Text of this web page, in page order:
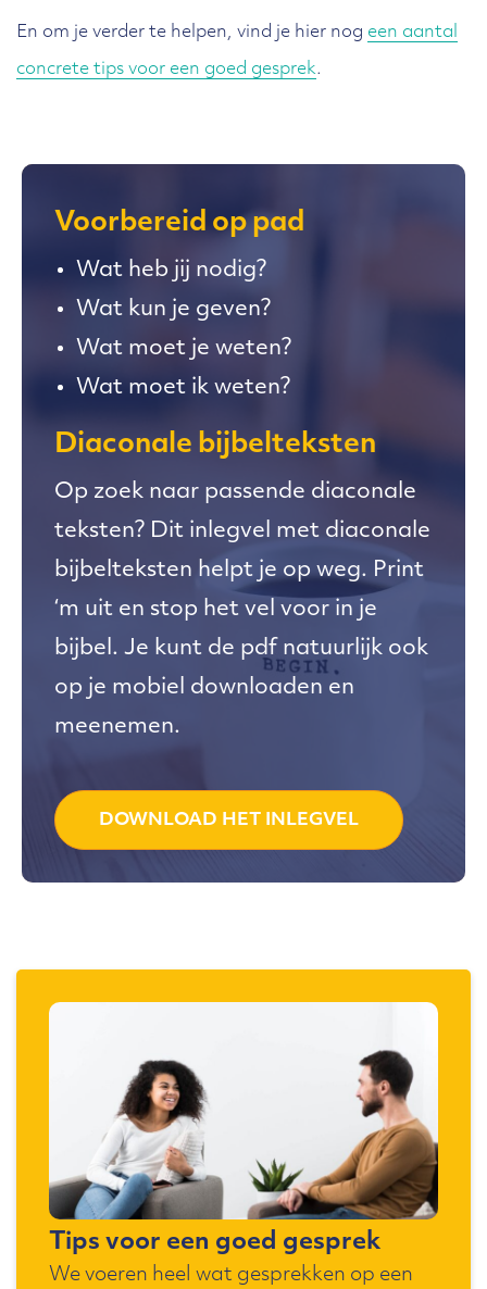
En om je verder te helpen, vind je hier nog een aantal
concrete tips voor een goed gesprek.
Voorbereid op pad
Wat heb jij nodig?
Wat kun je geven?
Wat moet je weten?
Wat moet ik weten?
Diaconale bijbelteksten
Op zoek naar passende diaconale
teksten? Dit inlegvel met diaconale
bijbelteksten helpt je op weg. Print
‘m uit en stop het vel voor in je
bijbel. Je kunt de pdf natuurlijk ook
op je mobiel downloaden en
meenemen.
DOWNLOAD HET INLEGVEL
Tips voor een goed gesprek
We voeren heel wat gesprekken op een